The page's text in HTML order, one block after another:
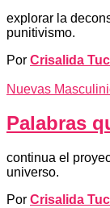
explorar la
punitivismo.
Por Crisalida
Nuevas
Palabras
continua el
universo.
Por Crisalida